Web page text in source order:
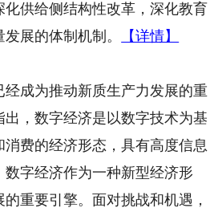
供给侧结构性改革，深化教育
展的体制机制。
【详情】
成为推动新质生产力发展的重
出，数字经济是以数字技术为基
费的经济形态，具有高度信息
字经济作为一种新型经济形
重要引擎。面对挑战和机遇，